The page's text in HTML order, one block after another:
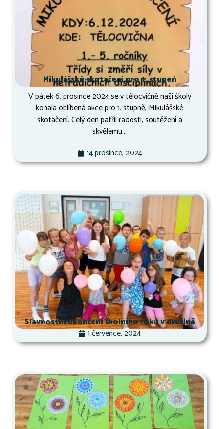
Mikulášské skotačení pro 1. stupeň
V pátek 6. prosince 2024 se v tělocvičně naší školy
konala oblíbená akce pro 1. stupně, Mikulášské
skotačení. Celý den patřil radosti, soutěžení a
skvělému...
14 prosince, 2024
Slavnostní ukončení školního roku v družině
1 července, 2024